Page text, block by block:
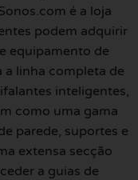
é a loja
podem adquirir
equipamento de
a linha completa de
inteligentes,
como uma gama
parede, suportes e
extensa secção
a guias de